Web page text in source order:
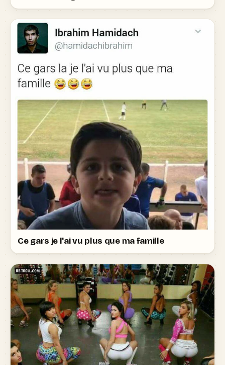
Ce gars je l'ai vu plus que ma famille